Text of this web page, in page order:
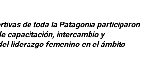
de toda la Patagonia participaron
capacitación, intercambio y
liderazgo femenino en el ámbito